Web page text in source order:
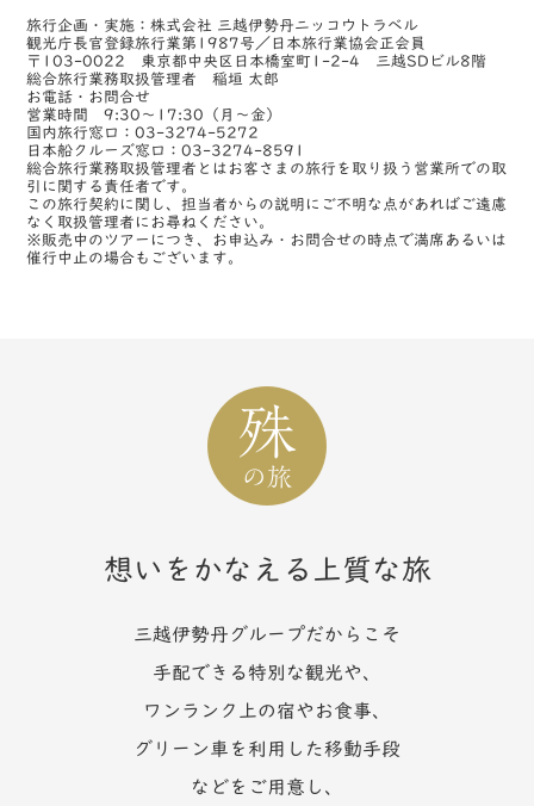
旅行企画・実施：株式会社 三越伊勢丹ニッコウトラベル
観光庁長官登録旅行業第1987号／日本旅行業協会正会員
〒103-0022 東京都中央区日本橋室町1-2-4 三越SDビル8階
総合旅行業務取扱管理者 稲垣 太郎
お電話・お問合せ
営業時間 9:30～17:30（月～金）
国内旅行窓口：03-3274-5272
日本船クルーズ窓口：03-3274-8591
総合旅行業務取扱管理者とはお客さまの旅行を取り扱う営業所での取
引に関する責任者です。
この旅行契約に関し、担当者からの説明にご不明な点があればご遠慮
なく取扱管理者にお尋ねください。
※販売中のツアーにつき、お申込み・お問合せの時点で満席あるいは
催行中止の場合もございます。
想いをかなえる上質な旅
三越伊勢丹グループだからこそ
手配できる特別な観光や、
ワンランク上の宿やお食事、
グリーン車を利用した移動手段
などをご用意し、